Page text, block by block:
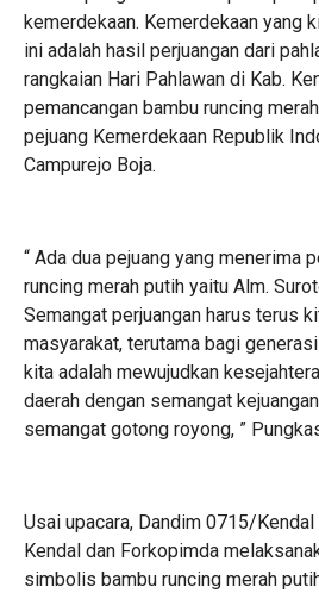
kemerdekaan. Kemerdekaan yang
ini adalah hasil perjuangan dari
rangkaian Hari Pahlawan di Kab.
pemancangan bambu runcing
pejuang Kemerdekaan Republik
Campurejo Boja.
“ Ada dua pejuang yang menerima
runcing merah putih yaitu Alm.
Semangat perjuangan harus terus
masyarakat, terutama bagi
kita adalah mewujudkan
daerah dengan semangat
semangat gotong royong, ”
Usai upacara, Dandim 0715/
Kendal dan Forkopimda
simbolis bambu runcing merah